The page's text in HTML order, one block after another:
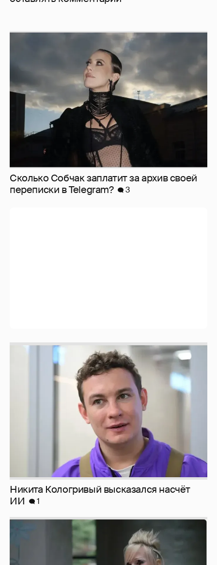
Сколько Собчак заплатит за архив своей
перeписки в Telegram?
3
Никита Кологривый высказался насчёт
Певица Глюкоза рассказала о съёмках для
эротического журнала
3